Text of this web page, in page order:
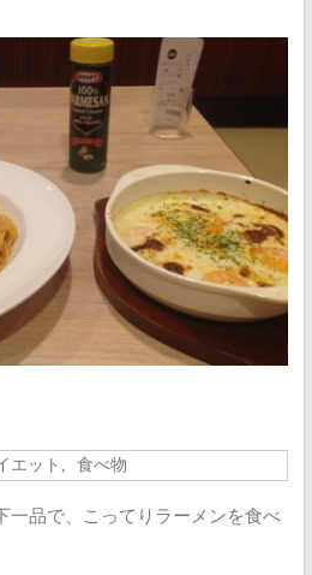
エット 食べ物
品で、こってりラーメンを食べ